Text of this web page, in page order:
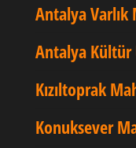
Antalya Varlık
Antalya Kültür
Kızıltoprak
Konuksever